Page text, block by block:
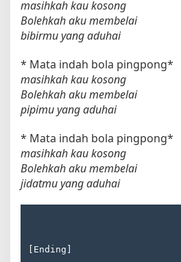
masihkah kau kosong
Bolehkah aku membelai
bibirmu yang aduhai
* Mata indah bola pingpong*
masihkah kau kosong
Bolehkah aku membelai
pipimu yang aduhai
* Mata indah bola pingpong*
masihkah kau kosong
Bolehkah aku membelai
jidatmu yang aduhai
[Ending]